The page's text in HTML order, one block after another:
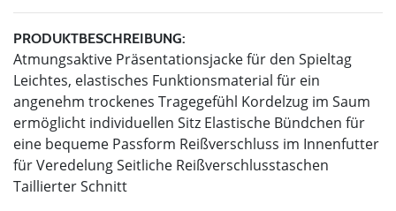
PRODUKTBESCHREIBUNG:
Atmungsaktive Präsentationsjacke für den Spieltag
Leichtes, elastisches Funktionsmaterial für ein
angenehm trockenes Tragegefühl Kordelzug im Saum
ermöglicht individuellen Sitz Elastische Bündchen für
eine bequeme Passform Reißverschluss im Innenfutter
für Veredelung Seitliche Reißverschlusstaschen
Taillierter Schnitt